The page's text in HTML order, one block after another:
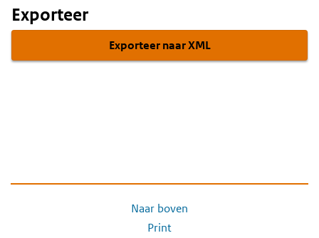
Exporteer
Exporteer naar XML
Naar boven
Print